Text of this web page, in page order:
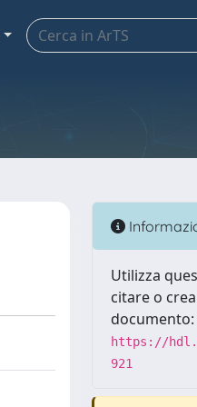
Utilizza
citare o
documento:
https://
921